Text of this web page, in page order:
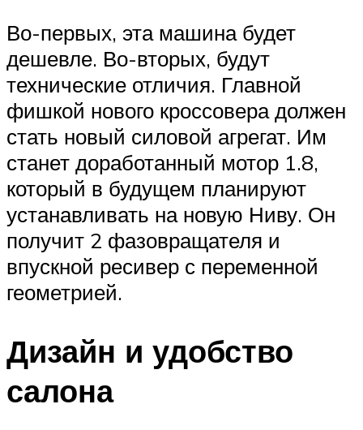
Во-первых, эта машина будет
дешевле. Во-вторых, будут
технические отличия. Главной
фишкой нового кроссовера должен
стать новый силовой агрегат. Им
станет доработанный мотор 1.8,
который в будущем планируют
устанавливать на новую Ниву. Он
получит 2 фазовращателя и
впускной ресивер с переменной
геометрией.
Дизайн и удобство
салона